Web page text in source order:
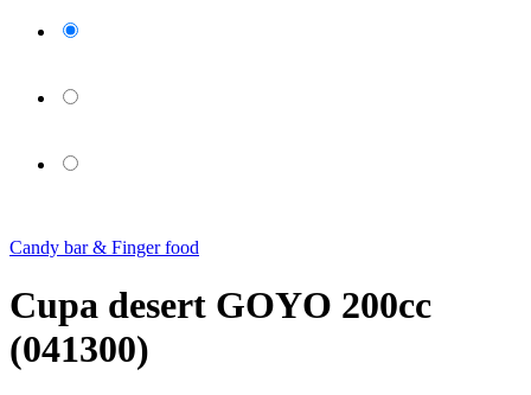
Candy bar & Finger food
Cupa desert GOYO 200cc
(041300)